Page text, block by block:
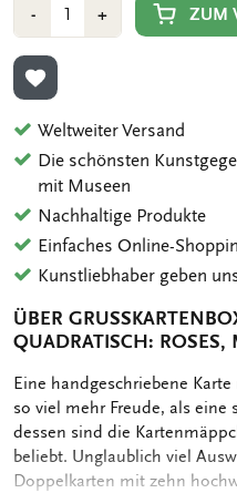
-Min
1
+Plus
1
ZUM
ZUR WUNSCHLISTE
Weltweiter Versand
Die schönsten
mit Museen
Nachhaltige Produkte
Einfaches Online-
Kunstliebhaber geben
ÜBER
UADRATISCH: ROSES,
OMSCHRIJVING
Eine handgeschriebene
so viel mehr Freude, als eine
dessen sind die
beliebt. Unglaublich viel
Doppelkarten mit zehn